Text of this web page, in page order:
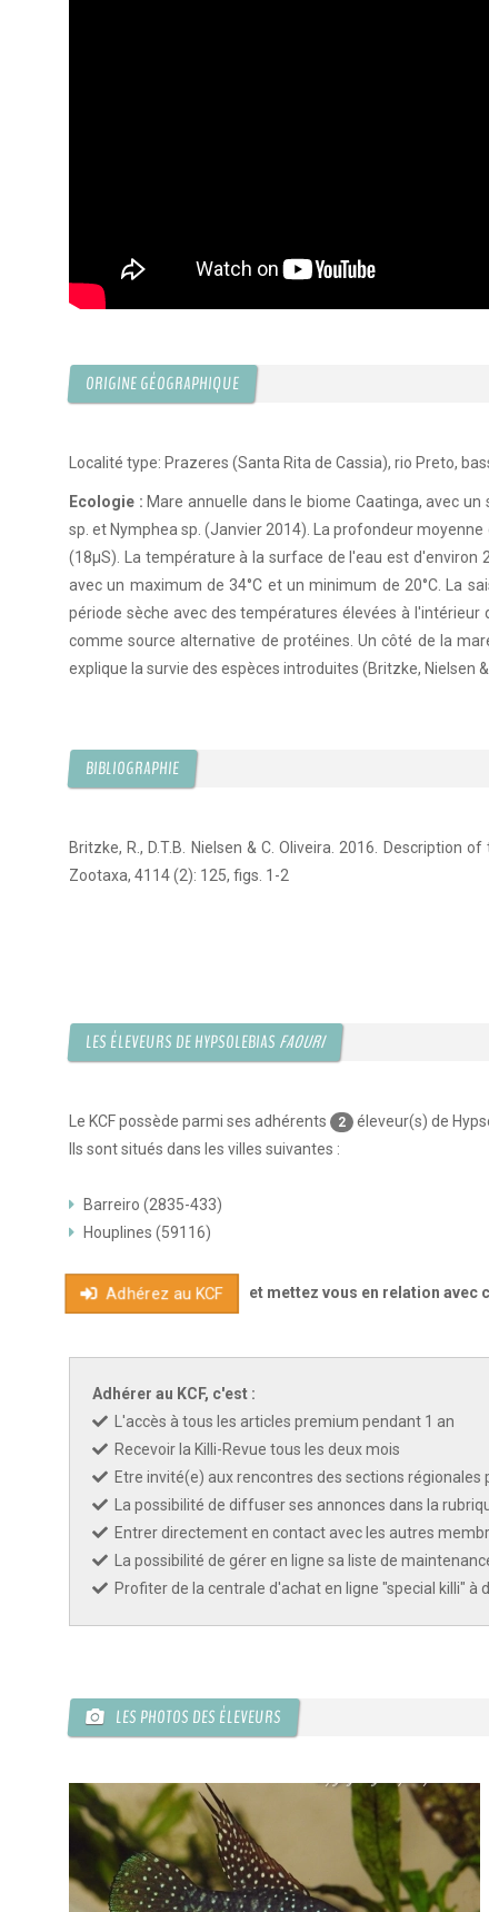
ORIGINE GÉOGRAPHIQUE
Localité type: Prazeres (Santa Rita de Cassia), rio Preto,
Ecologie : Mare annuelle dans le biome Caatinga, avec
sp. et Nymphea sp. (Janvier 2014). La profondeur
(18µS). La température à la surface de l'eau est d'environ
avec un maximum de 34°C et un minimum de 20°C. La
période sèche avec des températures élevées à
comme source alternative de protéines. Un côté de la
explique la survie des espèces introduites (Britzke, Nielsen
BIBLIOGRAPHIE
Britzke, R., D.T.B. Nielsen & C. Oliveira. 2016.
Zootaxa, 4114 (2): 125, figs. 1-2
LES ÉLEVEURS DE HYPSOLEBIAS FAOURI
Le KCF possède parmi ses adhérents 2 éleveur(s) de
Ils sont situés dans les villes suivantes :
Barreiro (2835-433)
Houplines (59116)
Adhérez au KCF et mettez vous en relation avec
Adhérer au KCF, c'est :
L'accès à tous les articles premium pendant 1 an
Recevoir la Killi-Revue tous les deux mois
Etre invité(e) aux rencontres des sections régionales
La possibilité de diffuser ses annonces dans la
Entrer directement en contact avec les autres
La possibilité de gérer en ligne sa liste de
Profiter de la centrale d'achat en ligne "special killi" à
LES PHOTOS DES ÉLEVEURS